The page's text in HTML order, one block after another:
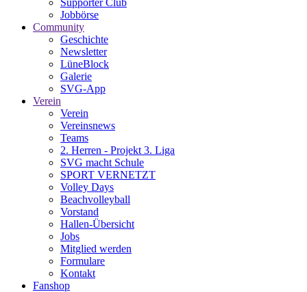
Supporter Club
Jobbörse
Community
Geschichte
Newsletter
LüneBlock
Galerie
SVG-App
Verein
Verein
Vereinsnews
Teams
2. Herren - Projekt 3. Liga
SVG macht Schule
SPORT VERNETZT
Volley Days
Beachvolleyball
Vorstand
Hallen-Übersicht
Jobs
Mitglied werden
Formulare
Kontakt
Fanshop